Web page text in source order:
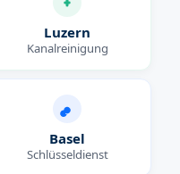
Luzern
Kanalreinigung
Basel
Schlüsseldienst